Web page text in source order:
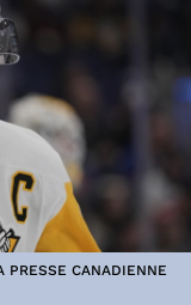
PRESSE CANADIENNE